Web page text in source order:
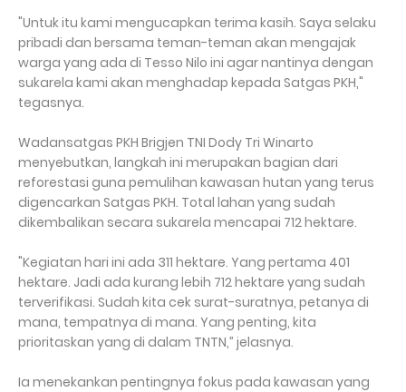
"Untuk itu kami mengucapkan terima kasih. Saya selaku
pribadi dan bersama teman-teman akan mengajak
warga yang ada di Tesso Nilo ini agar nantinya dengan
sukarela kami akan menghadap kepada Satgas PKH,"
tegasnya.
Wadansatgas PKH Brigjen TNI Dody Tri Winarto
menyebutkan, langkah ini merupakan bagian dari
reforestasi guna pemulihan kawasan hutan yang terus
digencarkan Satgas PKH. Total lahan yang sudah
dikembalikan secara sukarela mencapai 712 hektare.
"Kegiatan hari ini ada 311 hektare. Yang pertama 401
hektare. Jadi ada kurang lebih 712 hektare yang sudah
terverifikasi. Sudah kita cek surat-suratnya, petanya di
mana, tempatnya di mana. Yang penting, kita
prioritaskan yang di dalam TNTN,” jelasnya.
Ia menekankan pentingnya fokus pada kawasan yang